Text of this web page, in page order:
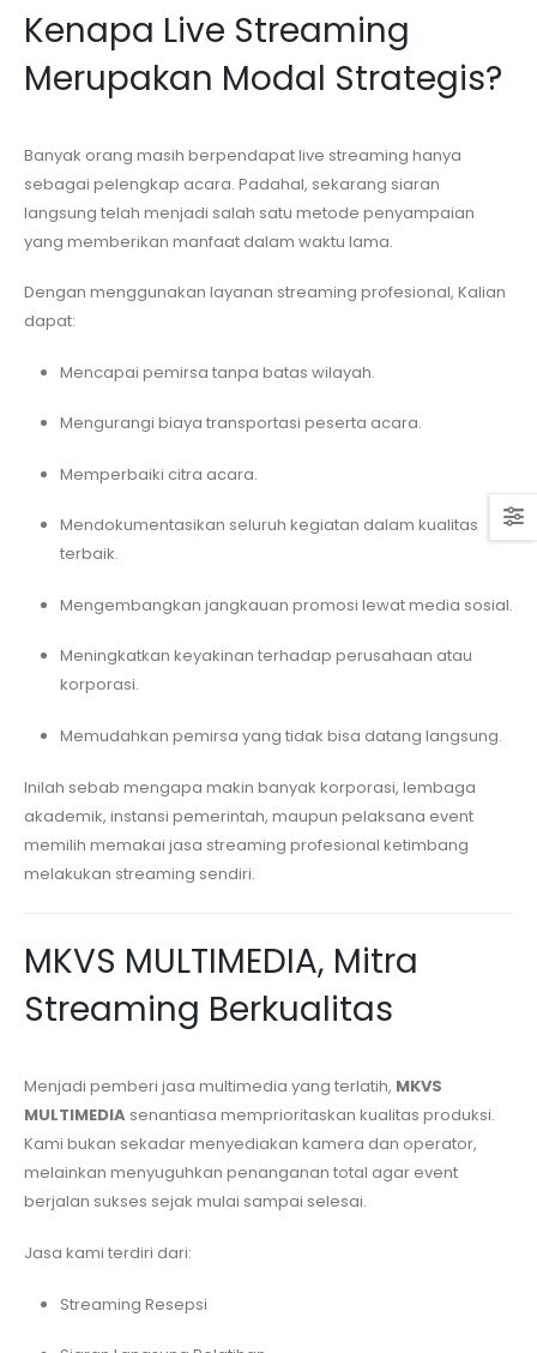
Kenapa Live Streaming
Merupakan Modal Strategis?
Banyak orang masih berpendapat live streaming hanya
sebagai pelengkap acara. Padahal, sekarang siaran
langsung telah menjadi salah satu metode penyampaian
yang memberikan manfaat dalam waktu lama.
Dengan menggunakan layanan streaming profesional, Kalian
dapat:
Mencapai pemirsa tanpa batas wilayah.
Mengurangi biaya transportasi peserta acara.
Memperbaiki citra acara.
Mendokumentasikan seluruh kegiatan dalam kualitas
terbaik.
Mengembangkan jangkauan promosi lewat media sosial.
Meningkatkan keyakinan terhadap perusahaan atau
korporasi.
Memudahkan pemirsa yang tidak bisa datang langsung.
Inilah sebab mengapa makin banyak korporasi, lembaga
akademik, instansi pemerintah, maupun pelaksana event
memilih memakai jasa streaming profesional ketimbang
melakukan streaming sendiri.
MKVS MULTIMEDIA, Mitra
Streaming Berkualitas
Menjadi pemberi jasa multimedia yang terlatih, MKVS
MULTIMEDIA senantiasa memprioritaskan kualitas produksi.
Kami bukan sekadar menyediakan kamera dan operator,
melainkan menyuguhkan penanganan total agar event
berjalan sukses sejak mulai sampai selesai.
Jasa kami terdiri dari:
Streaming Resepsi